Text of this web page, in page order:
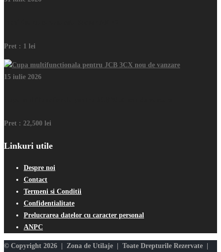
Pret : 1 lei
15 iulie 2026
Pret : 22,500 lei
Linkuri utile
Despre noi
Contact
Termeni si Conditii
Confidentialitate
Prelucrarea datelor cu caracter personal
ANPC
© Copyright 2026 | Zona de Utilaje | Toate Drepturile Rezervate |